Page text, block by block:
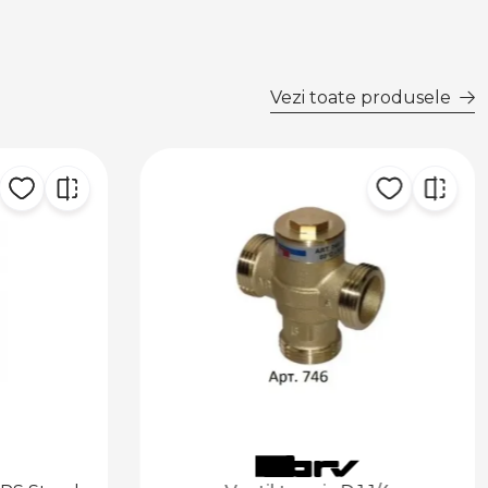
Vezi toate produsele